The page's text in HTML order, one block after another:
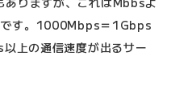
です。1000Mbps＝1Gbps
上の通信速度が出るサー